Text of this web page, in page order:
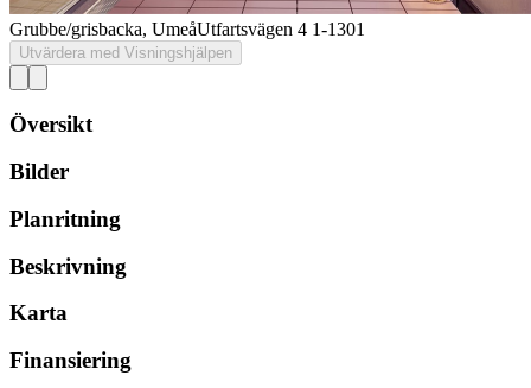
Grubbe/grisbacka, UmeåUtfartsvägen 4 1-1301
Utvärdera med Visningshjälpen
Översikt
Bilder
Planritning
Beskrivning
Karta
Finansiering